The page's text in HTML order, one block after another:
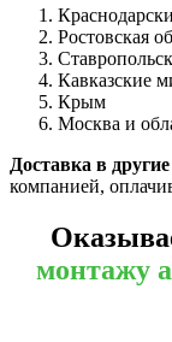
Ростовская
Кавказские
Крым
Москва и
Доставка в
компанией,
монтажу